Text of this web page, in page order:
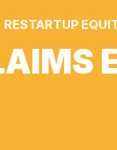
RESTARTUP